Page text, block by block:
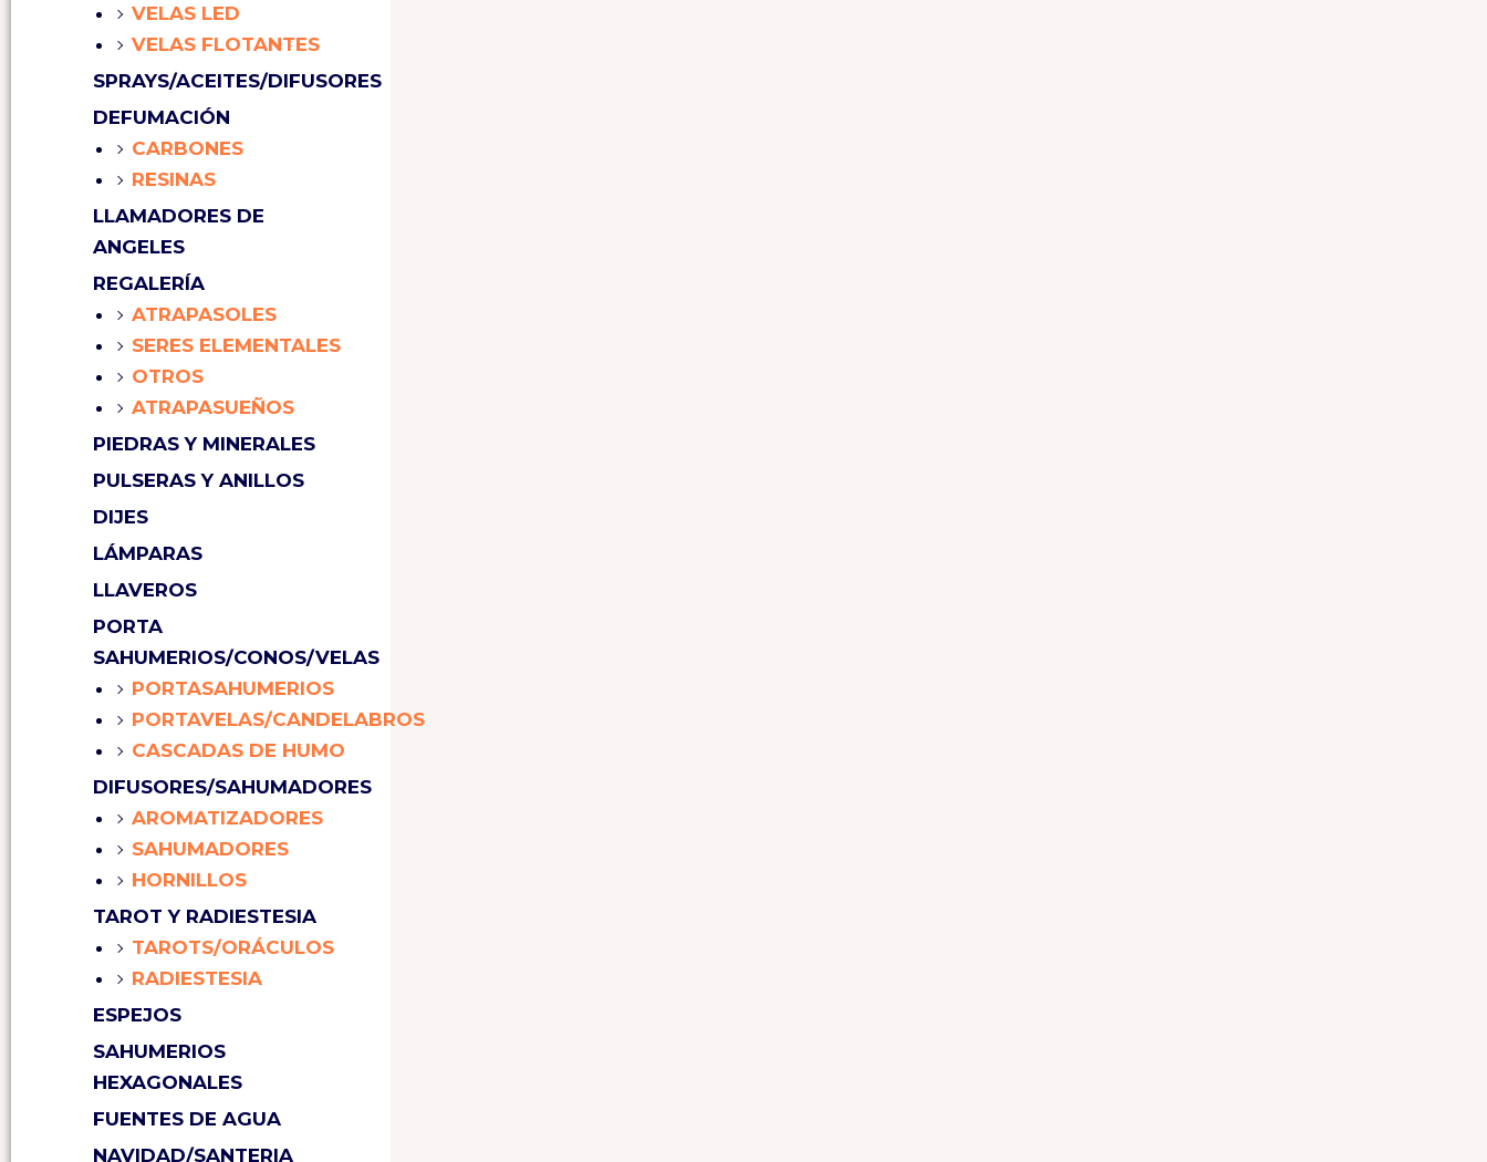
VELAS LED
VELAS FLOTANTES
SPRAYS/ACEITES/DIFUSORES
DEFUMACIÓN
CARBONES
RESINAS
LLAMADORES DE
ANGELES
REGALERÍA
ATRAPASOLES
SERES ELEMENTALES
OTROS
ATRAPASUEÑOS
PIEDRAS Y MINERALES
PULSERAS Y ANILLOS
DIJES
LÁMPARAS
LLAVEROS
PORTA
SAHUMERIOS/CONOS/VELAS
PORTASAHUMERIOS
PORTAVELAS/CANDELABROS
CASCADAS DE HUMO
DIFUSORES/SAHUMADORES
AROMATIZADORES
SAHUMADORES
HORNILLOS
TAROT Y RADIESTESIA
TAROTS/ORÁCULOS
RADIESTESIA
ESPEJOS
SAHUMERIOS
HEXAGONALES
FUENTES DE AGUA
NAVIDAD/SANTERIA